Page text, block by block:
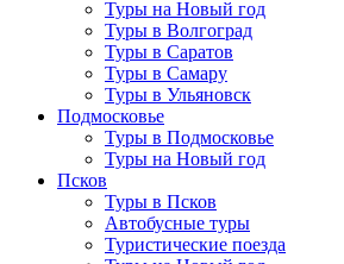
Туры на Новый год
Туры в Волгоград
Туры в Саратов
Туры в Самару
Туры в Ульяновск
Подмосковье
Туры в Подмосковье
Туры на Новый год
Псков
Туры в Псков
Автобусные туры
Туристические поезда